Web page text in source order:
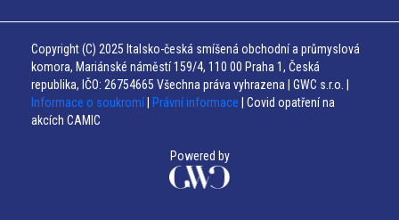
Copyright (C) 2025 Italsko-česká smíšená obchodní a průmyslová
komora, Mariánské náměstí 159/4, 110 00 Praha 1, Česká
republika, IČO: 26754665 Všechna práva vyhrazena | GWC s.r.o. |
Informace o soukromí
Právní informace | Covid opatření na
akcích CAMIC
Powered by